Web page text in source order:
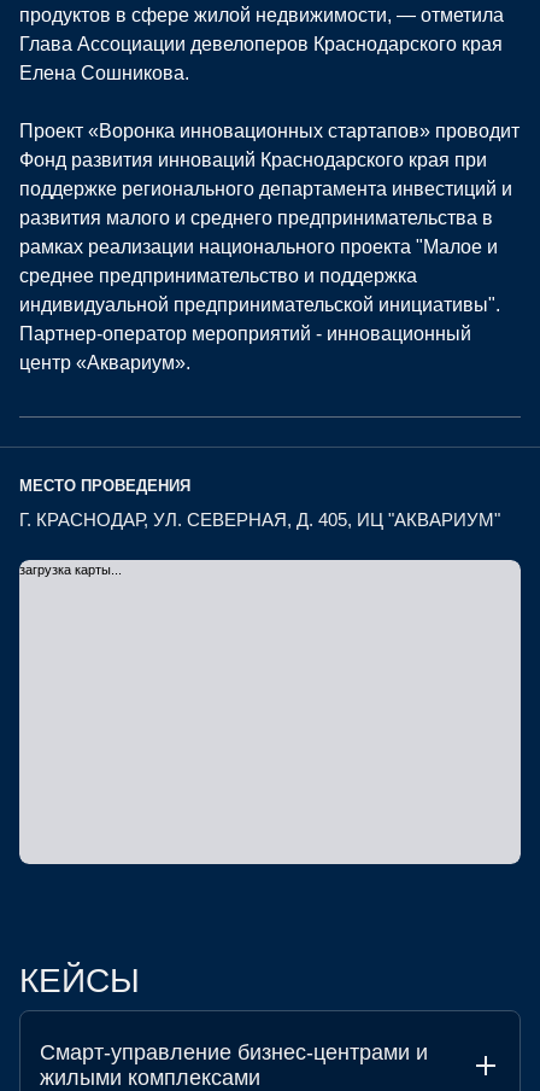
продуктов в сфере жилой недвижимости, — отметила
Глава Ассоциации девелоперов Краснодарского края
Елена Сошникова.
Проект «Воронка инновационных стартапов» проводит
Фонд развития инноваций Краснодарского края при
поддержке регионального департамента инвестиций и
развития малого и среднего предпринимательства в
рамках реализации национального проекта "Малое и
среднее предпринимательство и поддержка
индивидуальной предпринимательской инициативы".
Партнер-оператор мероприятий - инновационный
центр «Аквариум».
МЕСТО ПРОВЕДЕНИЯ
Г. КРАСНОДАР, УЛ. СЕВЕРНАЯ, Д. 405, ИЦ "АКВАРИУМ"
загрузка карты...
КЕЙСЫ
Смарт-управление бизнес-центрами и
жилыми комплексами